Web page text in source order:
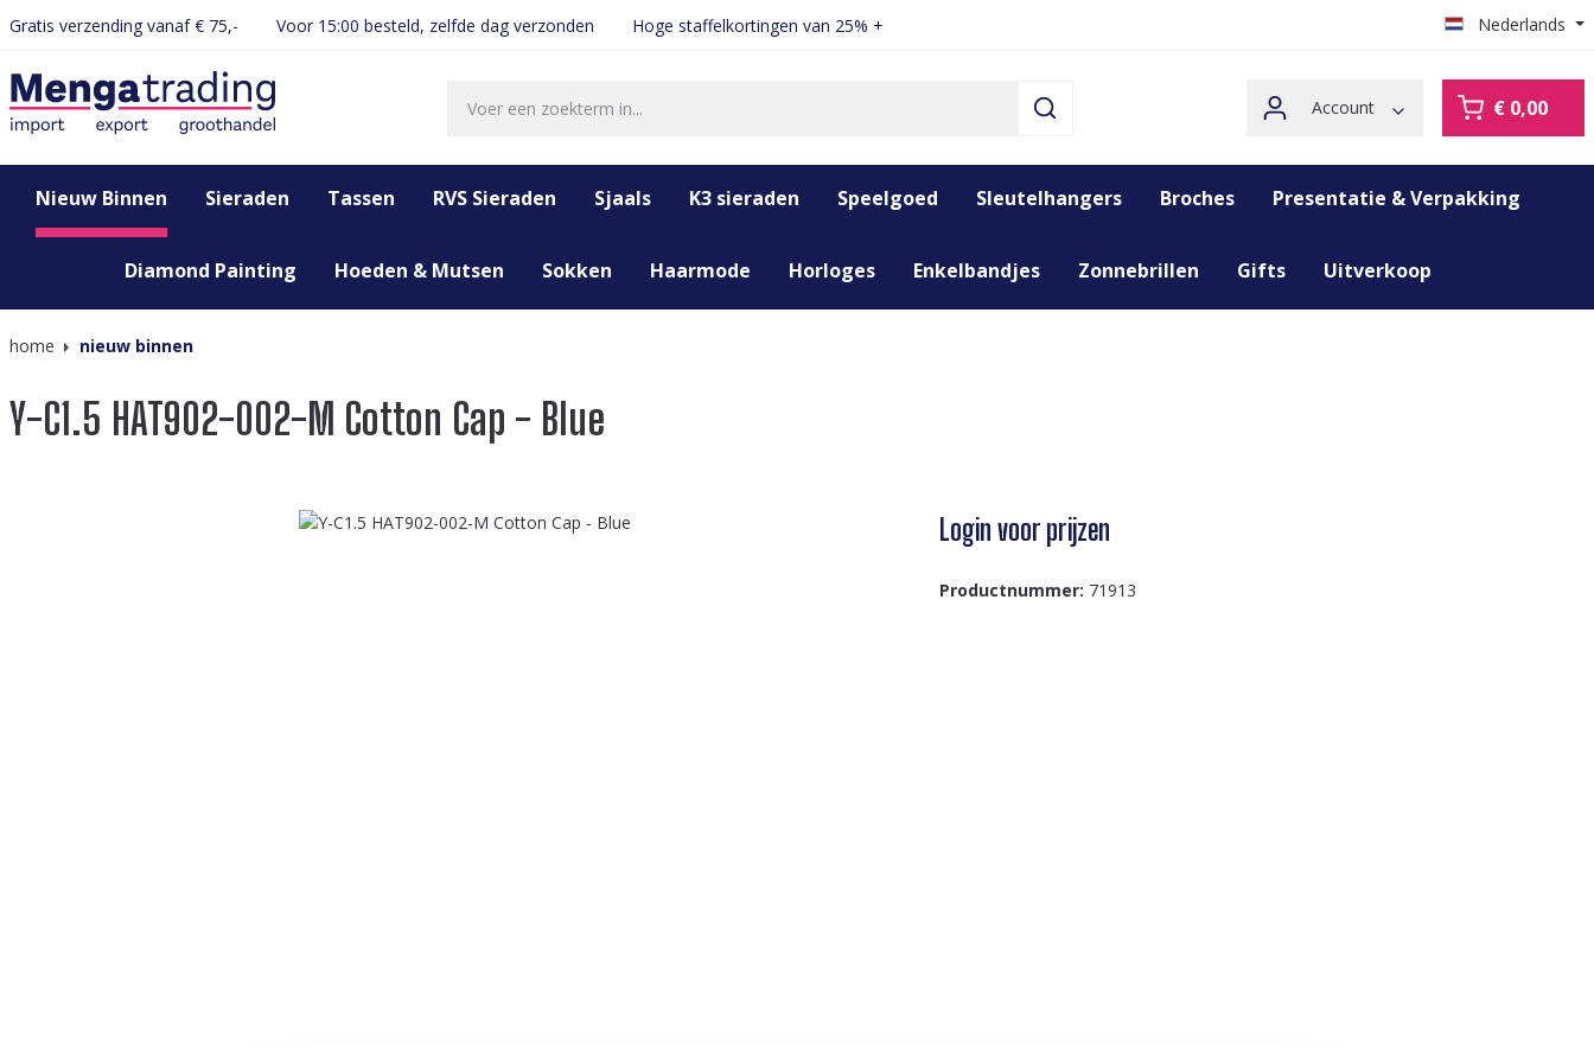
Ga naar de hoofdnavigatie
Gratis verzending vanaf € 75,- Voor 15:00 besteld, zelfde dag verzonden Hoge staffelkortingen van 25% + Nederlands
Account € 0,00
Nieuw Binnen Sieraden Tassen RVS Sieraden Sjaals K3 sieraden Speelgoed Sleutelhangers Broches Presentatie & Verpakking
Diamond Painting Hoeden & Mutsen Sokken Haarmode Horloges Enkelbandjes Zonnebrillen Gifts Uitverkoop
home nieuw binnen
Y-C1.5 HAT902-002-M Cotton Cap - Blue
Login voor prijzen
Productnummer: 71913